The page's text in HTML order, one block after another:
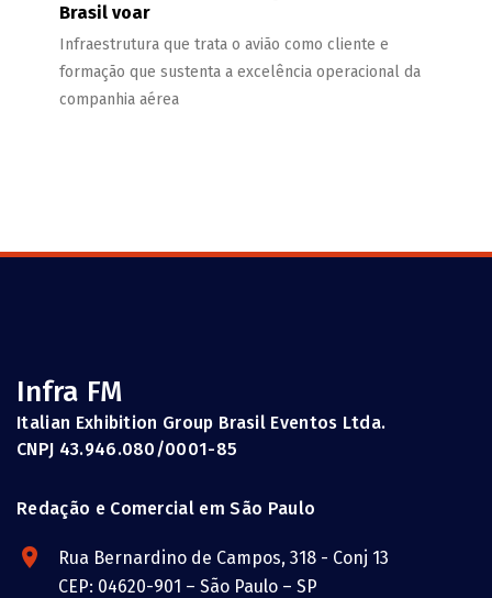
Brasil voar
Infraestrutura que trata o avião como cliente e
formação que sustenta a excelência operacional da
companhia aérea
Infra FM
Italian Exhibition Group Brasil Eventos Ltda.
CNPJ 43.946.080/0001-85
Redação e Comercial em São Paulo
Rua Bernardino de Campos, 318 - Conj 13
CEP: 04620-901 – São Paulo – SP